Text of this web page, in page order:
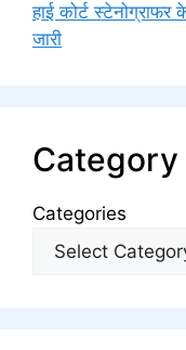
हाई कोर्ट
जारी
Category
Categories